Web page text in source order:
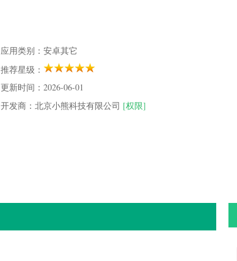
应用类别：安卓其它
推荐星级：
更新时间：2026-06-01
开发商：北京小熊科技有限公司 [权限]